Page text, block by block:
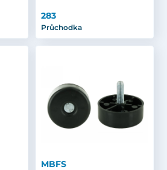
283
Průchodka
MBFS